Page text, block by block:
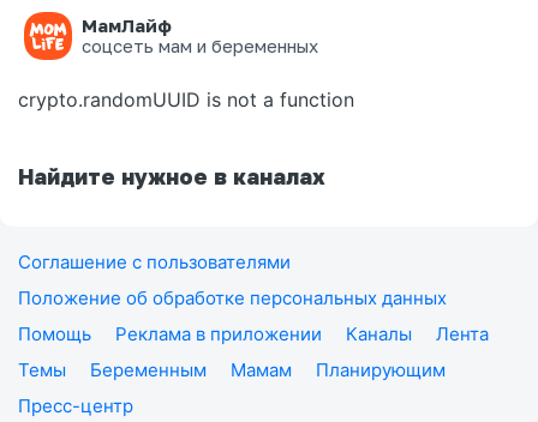
МамЛайф
соцсеть мам и беременных
Ошибка на странице
crypto.randomUUID is not a function
Найдите нужное в каналах
Соглашение с пользователями
Положение об обработке персональных данных
Помощь
Реклама в приложении Каналы
Лента
Темы
Беременным Мамам
Планирующим
Пресс-центр